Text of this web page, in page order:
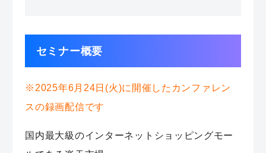
セミナー概要
※2025年6月24日(火)に開催したカンファレン
スの録画配信です
国内最大級のインターネットショッピングモー